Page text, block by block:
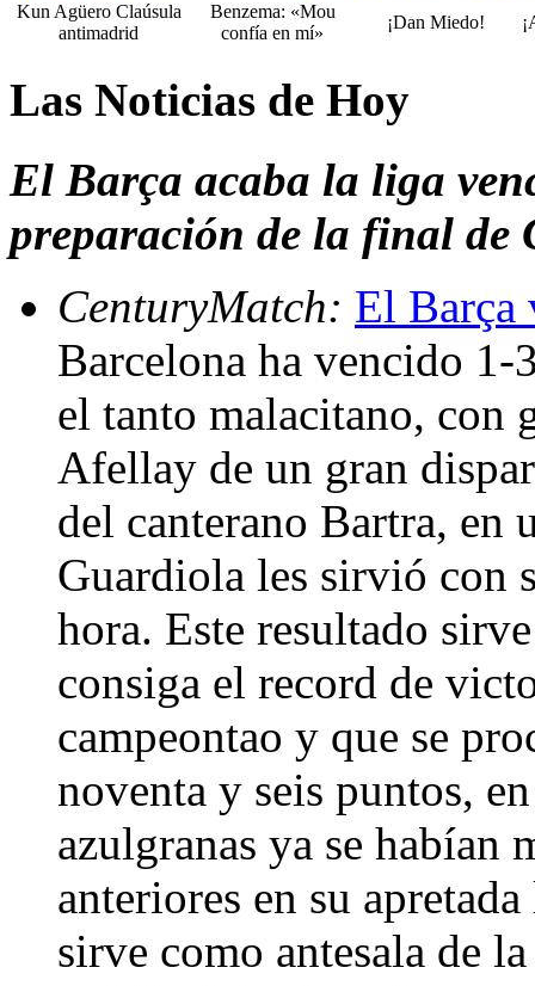
Kun Agüero Claúsula
antimadrid
Benzema: «Mou
confía en mí»
¡Dan Miedo!
Las Noticias de Hoy
El Barça acaba la liga
preparación de la final de
CenturyMatch: El Barça
Barcelona ha vencido 1-
el tanto malacitano, con
Afellay de un gran
del canterano Bartra, en
Guardiola les sirvió con
hora. Este resultado
consiga el record de
campeontao y que se
noventa y seis puntos,
azulgranas ya se habían
anteriores en su
sirve como antesala de